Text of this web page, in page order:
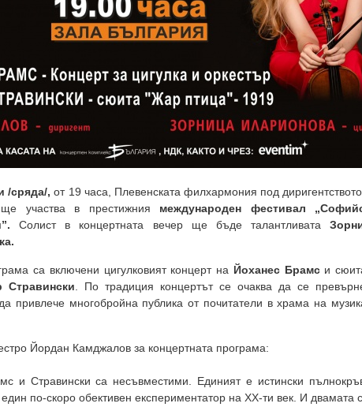
/сряда/, от 19 часа, Плевенската филхармония под
участва в престижния международен фестивал
Солист в концертната вечер ще бъде талантливата
са включени цигулковият концерт на Йоханес Брамси
Стравински . По традиция концертът се очаква да се
привлече многобройна публика от почитатели в храма на
Йордан Камджалов за концертната програма:
и Стравински са несъвместими. Единият е истински
по-скоро обективен експериментатор на XX-ти век. И двамата